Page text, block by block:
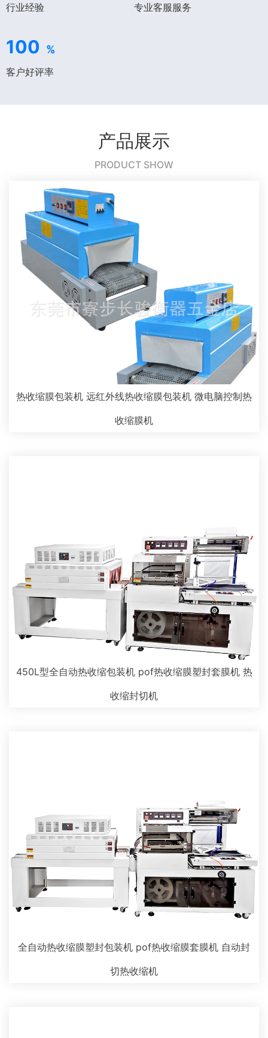
行业经验 专业客服服务
100 %
客户好评率
产品展示
PRODUCT SHOW
热收缩膜包装机 远红外线热收缩膜包装机 微电脑控制热
收缩膜机
450L型全自动热收缩包装机 pof热收缩膜塑封套膜机 热
收缩封切机
全自动热收缩膜塑封包装机 pof热收缩膜套膜机 自动封
切热收缩机